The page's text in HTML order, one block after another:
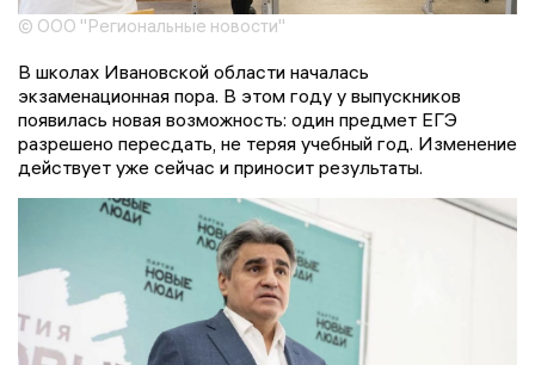
© ООО "Региональные новости"
В школах Ивановской области началась
экзаменационная пора. В этом году у выпускников
появилась новая возможность: один предмет ЕГЭ
разрешено пересдать, не теряя учебный год. Изменение
действует уже сейчас и приносит результаты.